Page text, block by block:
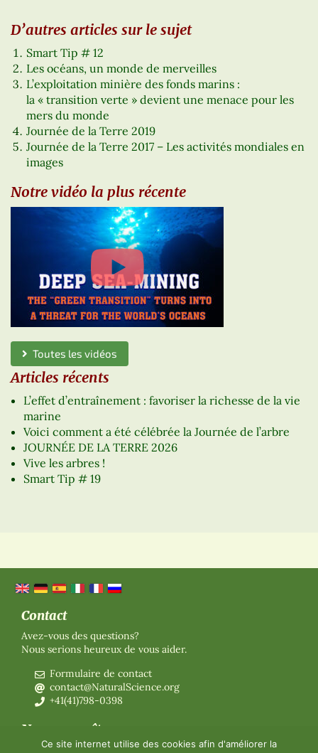
D’autres articles sur le sujet
Smart Tip # 12
Les océans, un monde de merveilles
L’exploitation minière des fonds marins :
la « transition verte » devient une menace pour les
mers du monde
Journée de la Terre 2019
Journée de la Terre 2017 – Les activités mondiales en
images
Notre vidéo la plus récente
Toutes les vidéos
Articles récents
L’effet d’entraînement : favoriser la richesse de la vie
marine
Voici comment a été célébrée la Journée de l’arbre
JOURNÉE DE LA TERRE 2026
Vive les arbres !
Smart Tip # 19
Contact
Avez-vous des questions?
Nous serions heureux de vous aider.
Formulaire de contact
contact@NaturalScience.org
+41(41)798-0398
Nous connaître
Organisation
Ce site internet utilise des cookies afin d'améliorer la